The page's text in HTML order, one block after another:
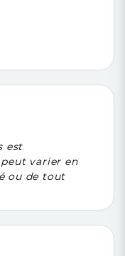
est
varier en
ou de tout